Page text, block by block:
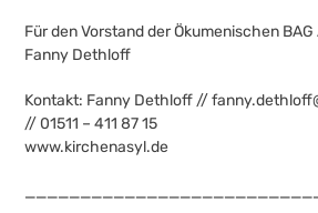
Für den Vorstand der Ökumenischen BAG
Fanny Dethloff
Kontakt: Fanny Dethloff //
// 01511 – 411 87 15
www.kirchenasyl.de